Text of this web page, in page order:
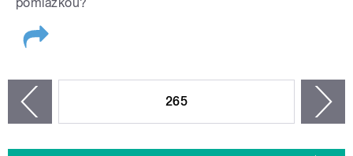
pomlázkou?
265